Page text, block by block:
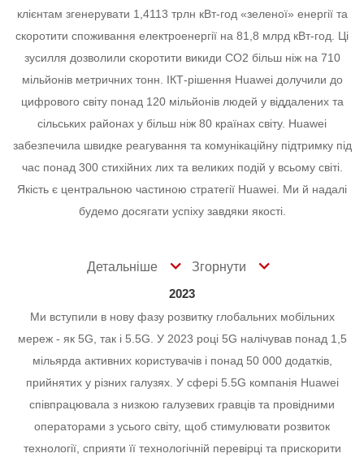
клієнтам згенерувати 1,4113 трлн кВт-год «зеленої» енергії та
скоротити споживання електроенергії на 81,8 млрд кВт-год. Ці
зусилля дозволили скоротити викиди CO2 більш ніж на 710
мільйонів метричних тонн. ІКТ-рішення Huawei долучили до
цифрового світу понад 120 мільйонів людей у віддалених та
сільських районах у більш ніж 80 країнах світу. Huawei
забезпечила швидке реагування та комунікаційну підтримку під
час понад 300 стихійних лих та великих подій у всьому світі.
Якість є центральною частиною стратегії Huawei. Ми й надалі
будемо досягати успіху завдяки якості.
Детальніше
Згорнути
2023
Ми вступили в нову фазу розвитку глобальних мобільних
мереж - як 5G, так і 5.5G. У 2023 році 5G налічував понад 1,5
мільярда активних користувачів і понад 50 000 додатків,
прийнятих у різних галузях. У сфері 5.5G компанія Huawei
співпрацювала з низкою галузевих гравців та провідними
операторами з усього світу, щоб стимулювати розвиток
технології, сприяти її технологічній перевірці та прискорити